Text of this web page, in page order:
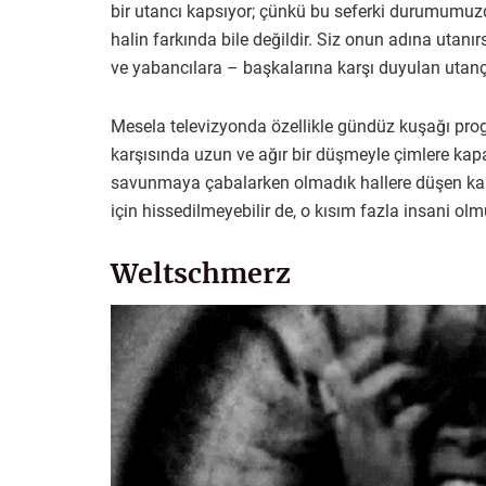
bir utancı kapsıyor; çünkü bu seferki
halin farkında bile değildir. Siz onun adına
ve yabancılara – başkalarına karşı duyulan
Mesela televizyonda özellikle gündüz kuşağı
karşısında uzun ve ağır bir düşmeyle çimlere
savunmaya çabalarken olmadık hallere düşen
için hissedilmeyebilir de, o kısım fazla insani
Weltschmerz